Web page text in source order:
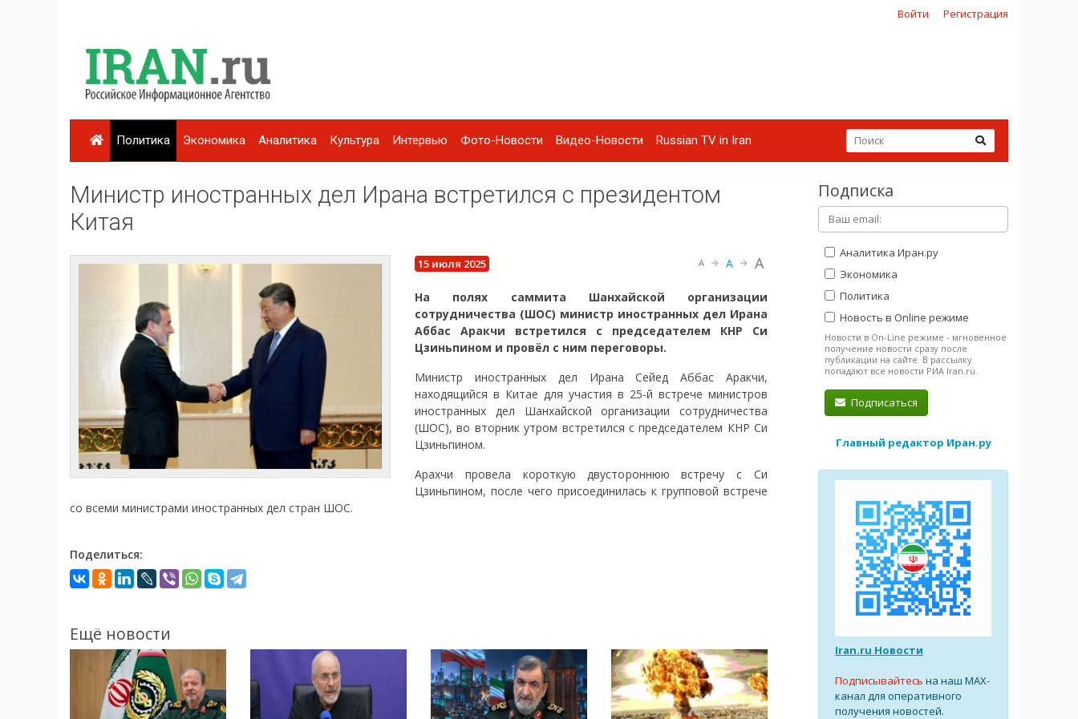
Войти Регистрация
Политика Экономика Аналитика Культура Интервью Фото-Новости Видео-Новости Russian TV in Iran
Министр иностранных дел Ирана встретился с президентом
Китая
15 июля 2025 A A A
На полях саммита Шанхайской организации
сотрудничества (ШОС) министр иностранных дел Ирана
Аббас Аракчи встретился с председателем КНР Си
Цзиньпином и провёл с ним переговоры.
Министр иностранных дел Ирана Сейед Аббас Аракчи,
находящийся в Китае для участия в 25-й встрече министров
иностранных дел Шанхайской организации сотрудничества
(ШОС), во вторник утром встретился с председателем КНР Си
Цзиньпином.
Арахчи провела короткую двустороннюю встречу с Си
Цзиньпином, после чего присоединилась к групповой встрече
со всеми министрами иностранных дел стран ШОС.
Поделиться:
Ещё новости
Подписка
Аналитика Иран.ру
Экономика
Политика
Новость в Online режиме
Новости в On-Line режиме - мгновенное
получение новости сразу после
публикации на сайте. В рассылку
попадают все новости РИА Iran.ru.
Подписаться
Главный редактор Иран.ру
Iran.ru Новости
Подписывайтесь на наш MAX-
канал для оперативного
получения новостей.